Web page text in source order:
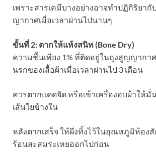
เพราะสารเคมีบางอย่างอาจทำปฏิกิริยา
ญากาศเมื่อเวลาผ่านไปนานๆ
ขั้นที่ 2: ตากให้แห้งสนิท (Bone Dry)
ความชื้นเพียง 1% ที่ติดอยู่ในถุงสูญญากา
นรกของเสื้อผ้าเมื่อเวลาผ่านไป 3 เดือน
ควรตากแดดจัด หรือเข้าเครื่องอบผ้าให้มั่
เส้นใยข้างใน
หลังตากเสร็จ ให้ผึ่งทิ้งไว้ในอุณหภูมิห้อง
ร้อนสะสมระเหยออกไปก่อน